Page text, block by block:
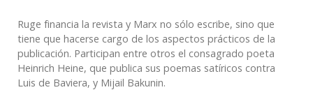
Ruge financia la revista y Marx no sólo escribe, sino que
tiene que hacerse cargo de los aspectos prácticos de la
publicación. Participan entre otros el consagrado poeta
Heinrich Heine, que publica sus poemas satíricos contra
Luis de Baviera, y Mijail Bakunin.